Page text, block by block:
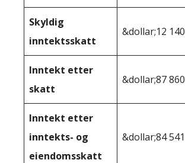
Skyldig
inntektsskatt
&dollar;12 140
Inntekt etter
skatt
&dollar;87 860
Inntekt etter
inntekts- og
eiendomsskatt
&dollar;84 541